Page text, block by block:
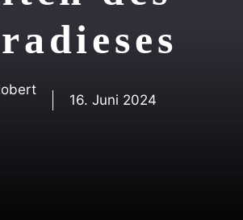
16. Juni 2024